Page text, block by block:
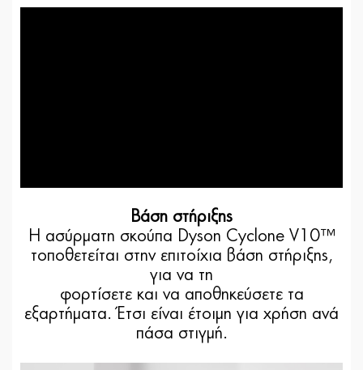
Βάση στήριξης
Η ασύρματη σκούπα Dyson Cyclone V10™
τοποθετείται στην επιτοίχια βάση στήριξης,
για να τη
φορτίσετε και να αποθηκεύσετε τα
εξαρτήματα. Έτσι είναι έτοιμη για χρήση ανά
πάσα στιγμή.